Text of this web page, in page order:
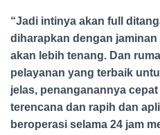
“Jadi intinya akan full
diharapkan dengan
akan lebih tenang. Dan
pelayanan yang terbaik
jelas, penanganannya
terencana dan rapih dan
beroperasi selama 24 jam